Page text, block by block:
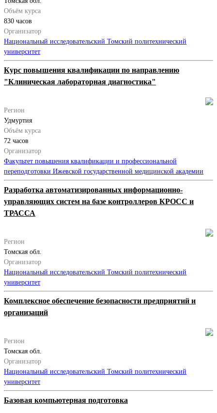
Объём курса
830 часов
Организатор
Национальный исследовательский Томский политехнический
университет
Курс повышения квалификации по направлению
"Клиническая лабораторная диагностика"
Регион
Удмуртия
Объём курса
72 часов
Организатор
Факультет повышения квалификации и профессиональной
переподготовки Ижевской государственной медицинской академии
Разработка автоматизированных информационно-
управляющих систем на базе контроллеров КРОСС и
ТРАССА
Регион
Томская обл.
Организатор
Национальный исследовательский Томский политехнический
университет
Комплексное обеспечение безопасности предприятий и
организаций
Регион
Томская обл.
Организатор
Национальный исследовательский Томский политехнический
университет
Базовая компьютерная подготовка